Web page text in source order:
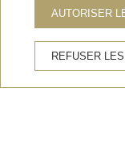
INSCRIVEZ-
AUTORISER
REFUSER